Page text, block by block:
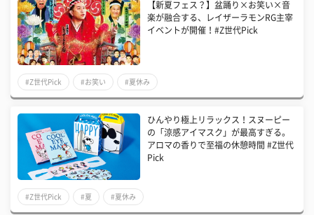
【新夏フェス？】盆踊り×お笑い×音
楽が融合する、レイザーラモンRG主宰
イベントが開催！#Z世代Pick
#Z世代Pick #お笑い #夏休み
ひんやり極上リラックス！スヌーピー
の「涼感アイマスク」が最高すぎる。
アロマの香りで至福の休憩時間 #Z世代
Pick
#Z世代Pick #夏 #夏休み